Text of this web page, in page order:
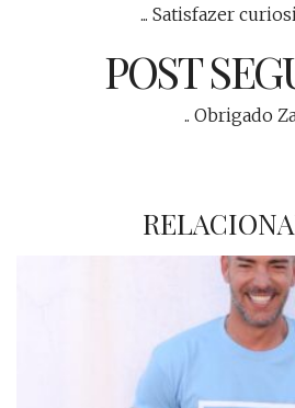
... Satisfazer
POST
.. Obrigado